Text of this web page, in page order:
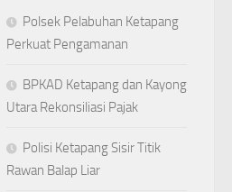
Polsek Pelabuhan Ketapang
Perkuat Pengamanan
BPKAD Ketapang dan Kayong
Utara Rekonsiliasi Pajak
Polisi Ketapang Sisir Titik
Rawan Balap Liar